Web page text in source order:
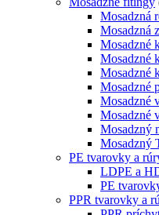
Mosadzná
Mosadzná
Mosadzné
Mosadzné
Mosadzné
Mosadzné
Mosadzné
Mosadzné
Mosadzný
Mosadzný
PE tvarovky a
LDPE a
PE
PPR tvarovky a